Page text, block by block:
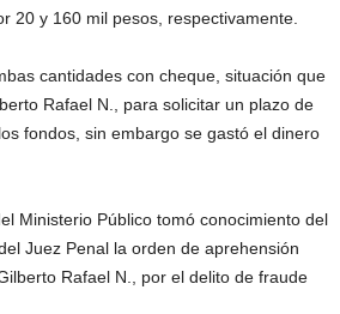
20 y 160 mil pesos, respectivamente.
cantidades con cheque, situación que
Rafael N., para solicitar un plazo de
fondos, sin embargo se gastó el dinero
Ministerio Público tomó conocimiento del
Juez Penal la orden de aprehensión
Rafael N., por el delito de fraude